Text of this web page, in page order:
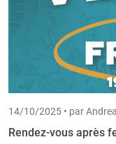
14/10/2025 • par
Rendez-vous après